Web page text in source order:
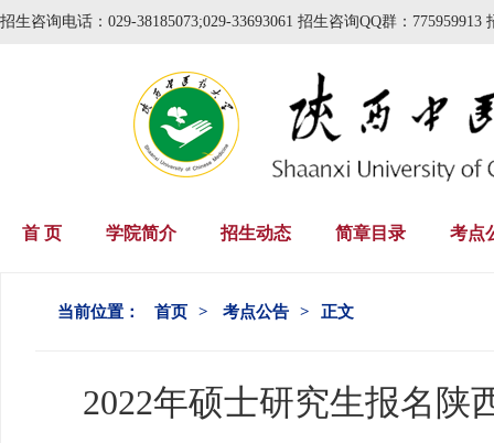
招生咨询电话：029-38185073;029-33693061 招生咨询QQ群：775959913
首 页 学院简介 招生动态 简章目录 考点
当前位置： 首页 > 考点公告 > 正文
2022年硕士研究生报名陕